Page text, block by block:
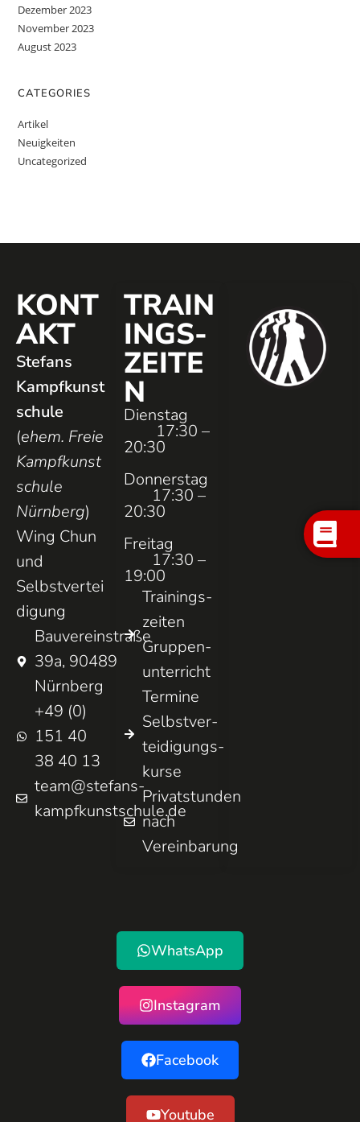
Dezember 2023
November 2023
August 2023
CATEGORIES
Artikel
Neuigkeiten
Uncategorized
KONT
AKT
Stefans
Kampfkunst
schule
(ehem. Freie
Kampfkunst
schule
Nürnberg)
Wing Chun
und
Selbstvertei
digung
Bauvereinstraße
39a, 90489
Nürnberg
+49 (0)
151 40
38 40 13
team@stefans-
kampfkunstschule.de
TRAIN
INGS­
ZEITE
N
Dienstag
17:30 –
20:30
Donnerstag
17:30 –
20:30
Freitag
17:30 –
19:00
Trainings­
zeiten
Gruppen­
unterricht
Termine
Selbst­ver­
teidigungs­
kurse
Privatstunden
nach
Vereinbarung
WhatsApp
Instagram
Facebook
Youtube